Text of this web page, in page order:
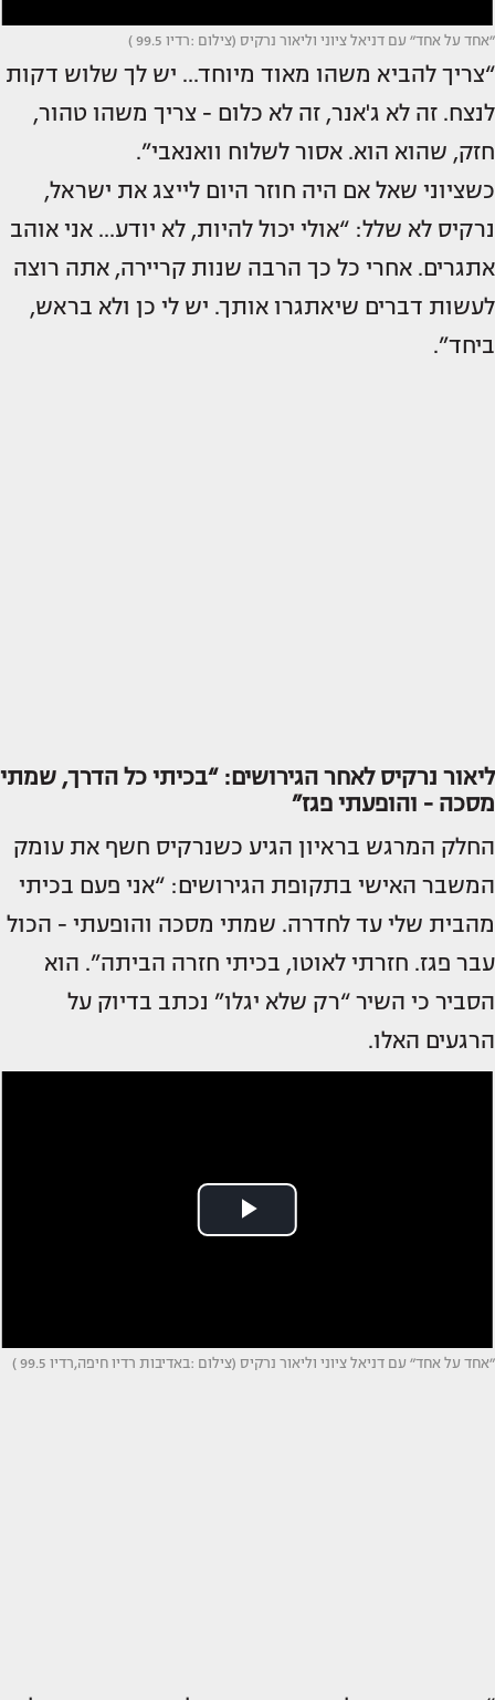
״אחד על אחד״ עם דניאל ציוני וליאור נרקיס (צילום :רדיו 99.5 )
“צריך להביא משהו מאוד מיוחד… יש לך שלוש דקות
לנצח. זה לא ג'אנר, זה לא כלום - צריך משהו טהור,
חזק, שהוא הוא. אסור לשלוח וואנאבי”.
כשציוני שאל אם היה חוזר היום לייצג את ישראל,
נרקיס לא שלל: “אולי יכול להיות, לא יודע… אני אוהב
אתגרים. אחרי כל כך הרבה שנות קריירה, אתה רוצה
לעשות דברים שיאתגרו אותך. יש לי כן ולא בראש,
ביחד”.
ליאור נרקיס לאחר הגירושים: “בכיתי כל הדרך, שמתי
מסכה - והופעתי פגז”
החלק המרגש בראיון הגיע כשנרקיס חשף את עומק
המשבר האישי בתקופת הגירושים: “אני פעם בכיתי
מהבית שלי עד לחדרה. שמתי מסכה והופעתי - הכול
עבר פגז. חזרתי לאוטו, בכיתי חזרה הביתה”. הוא
הסביר כי השיר “רק שלא יגלו” נכתב בדיוק על
הרגעים האלו.
״אחד על אחד״ עם דניאל ציוני וליאור נרקיס (צילום :באדיבות רדיו חיפה,רדיו 99.5 )